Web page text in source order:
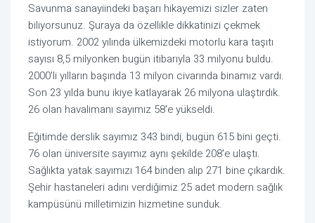
Savunma sanayiindeki başarı hikayemizi sizler zaten
biliyorsunuz. Şuraya da özellikle dikkatinizi çekmek
istiyorum. 2002 yılında ülkemizdeki motorlu kara taşıtı
sayısı 8,5 milyonken bugün itibarıyla 33 milyonu buldu.
2000'li yılların başında 13 milyon civarında binamız vardı.
Son 23 yılda bunu ikiye katlayarak 26 milyona ulaştırdık.
26 olan havalimanı sayımız 58'e yükseldi.
Eğitimde derslik sayımız 343 bindi, bugün 615 bini geçti.
76 olan üniversite sayımız aynı şekilde 208'e ulaştı.
Sağlıkta yatak sayımızı 164 binden alıp 271 bine çıkardık.
Şehir hastaneleri adını verdiğimiz 25 adet modern sağlık
kampüsünü milletimizin hizmetine sunduk.